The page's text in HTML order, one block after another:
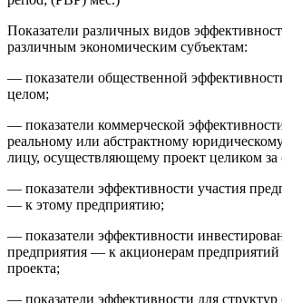
Показатели различных видов
различным экономическим субъектам:
— показатели общественной
целом;
— показатели коммерческой
реальному или абстрактному
лицу, осуществляющему проект целиком за
— показатели эффективности участия
— к этому предприятию;
— показатели эффективности
предприятия — к акционерам
проекта;
— показатели эффективности для структур